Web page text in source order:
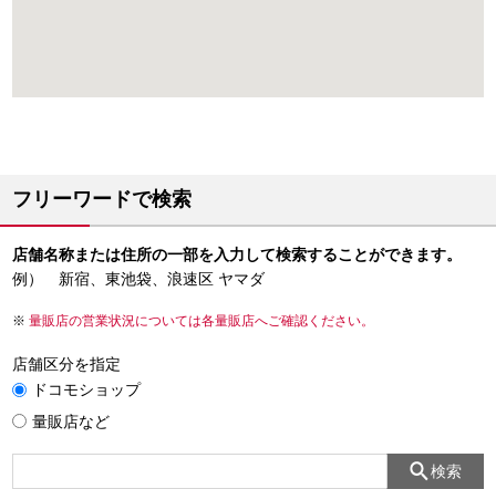
フリーワードで検索
店舗名称または住所の一部を入力して検索することができます。
例） 新宿、東池袋、浪速区 ヤマダ
量販店の営業状況については各量販店へご確認ください。
店舗区分を指定
ドコモショップ
量販店など
検索